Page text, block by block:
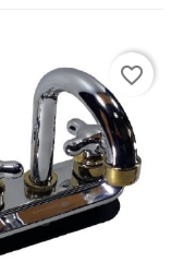
favorite_border